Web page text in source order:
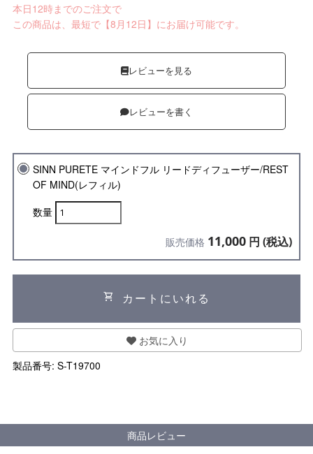
本日12時までのご注文で
この商品は、最短で【8月12日】にお届け可能です。
レビューを見る
レビューを書く
SINN PURETE マインドフル リードディフューザー/REST
OF MIND(レフィル)
数量
販売価格 11,000 円 (税込)
shopping_cart カートにいれる
お気に入り
製品番号: S-T19700
商品レビュー